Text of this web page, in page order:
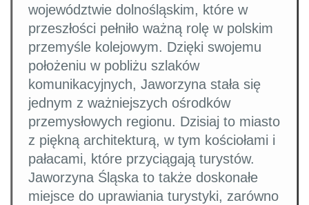
województwie dolnośląskim, które w
przeszłości pełniło ważną rolę w polskim
przemyśle kolejowym. Dzięki swojemu
położeniu w pobliżu szlaków
komunikacyjnych, Jaworzyna stała się
jednym z ważniejszych ośrodków
przemysłowych regionu. Dzisiaj to miasto
z piękną architekturą, w tym kościołami i
pałacami, które przyciągają turystów.
Jaworzyna Śląska to także doskonałe
miejsce do uprawiania turystyki, zarówno